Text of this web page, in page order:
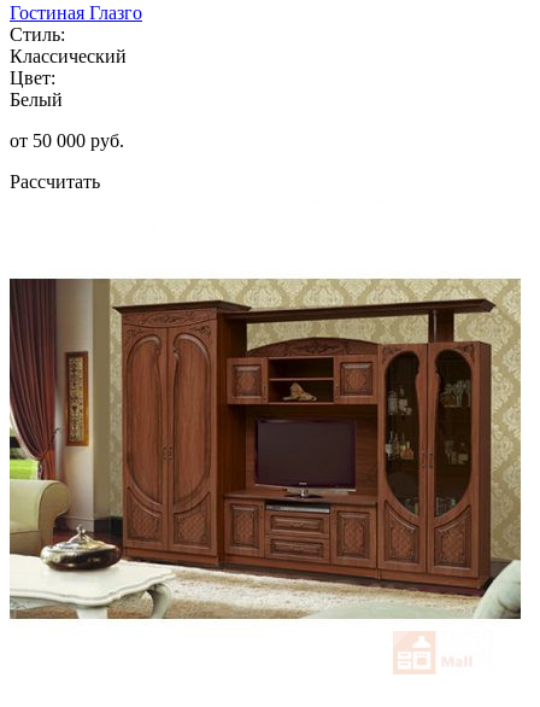
Гостиная Глазго
Стиль:
Классический
Цвет:
Белый
от 50 000 руб.
Рассчитать